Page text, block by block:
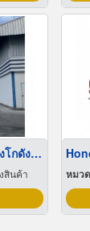
หาเช่าโกดัง พานทองโกดังให้เช่าราคาถูก
สินค้า หมว